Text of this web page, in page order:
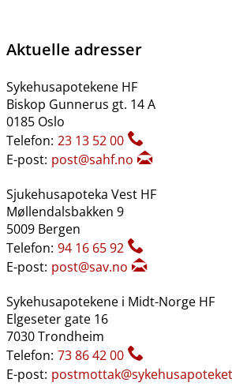
Aktuelle adresser
Sykehusapotekene HF
Biskop Gunnerus gt. 14 A
0185 Oslo
Telefon: 23 13 52 00
E-post: post@sahf.no
Sjukehusapoteka Vest HF
Møllendalsbakken 9
5009 Bergen
Telefon: 94 16 65 92
E-post: post@sav.no
Sykehusapotekene i Midt-Norge HF
Elgeseter gate 16
7030 Trondheim
Telefon: 73 86 42 00
E-post: